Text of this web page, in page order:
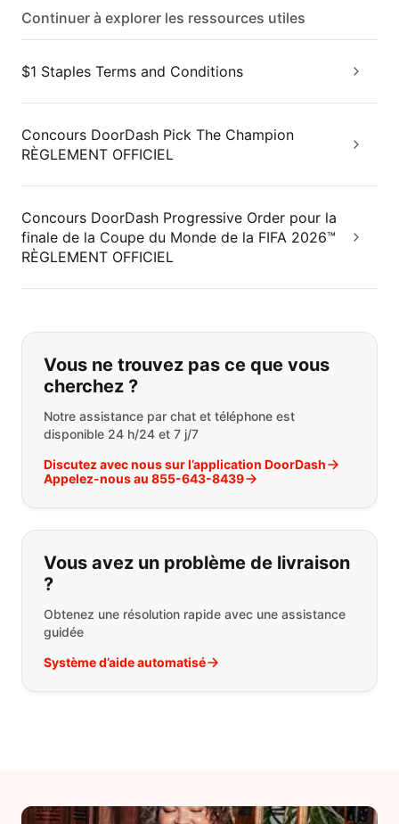
Continuer à explorer les ressources utiles
$1 Staples Terms and Conditions
Concours DoorDash Pick The Champion
RÈGLEMENT OFFICIEL
Concours DoorDash Progressive Order pour la
finale de la Coupe du Monde de la FIFA 2026™
RÈGLEMENT OFFICIEL
Si vous ne trouvez pas ce que vous
Vous ne trouvez pas ce que vous
cherchez ?
Notre assistance par chat et téléphone est
disponible 24 h/24 et 7 j/7
Discutez avec nous sur l’application DoorDash
Appelez-nous au 855-643-8439
Vous avez un problème de livraison
?
Obtenez une résolution rapide avec une assistance
guidée
Système d’aide automatisé